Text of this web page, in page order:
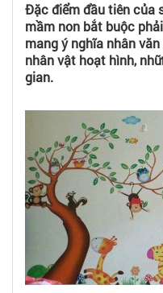
Đặc điểm đầu tiên của
mầm non bắt buộc
mang ý nghĩa nhân
nhân vật hoạt hình,
gian.